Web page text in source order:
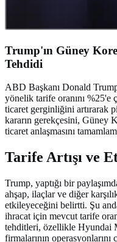
Trump'ın Güney
Tehdidi
ABD Başkanı Donald
yönelik tarife oranını %25'e
ticaret gerginliğini artırarak
kararın gerekçesini, Güney
ticaret anlaşmasını
Tarife Artışı ve
Trump, yaptığı bir
ahşap, ilaçlar ve diğer
etkileyeceğini belirtti. Şu
ihracat için mevcut tarife
tehditleri, özellikle Hyundai
firmalarının